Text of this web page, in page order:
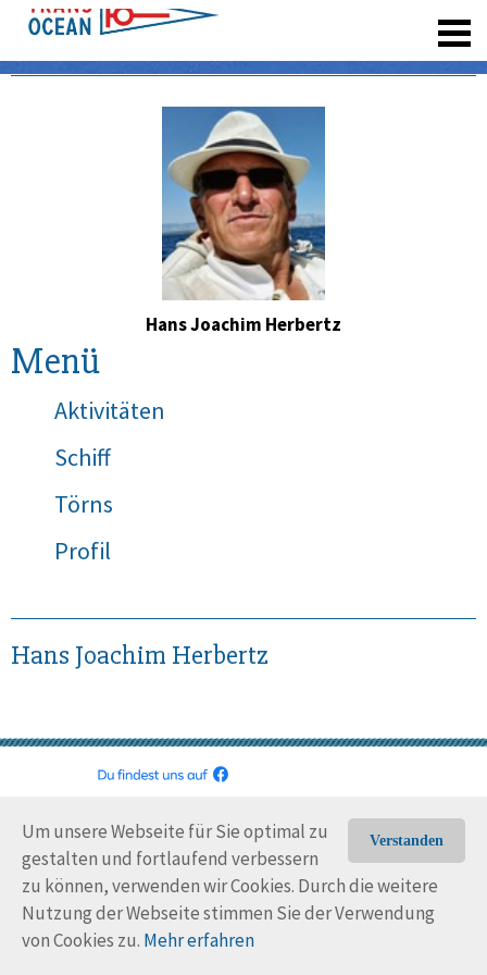
Verstanden
Um unsere Webseite für Sie optimal zu
gestalten und fortlaufend verbessern
zu können, verwenden wir Cookies. Durch die weitere
Nutzung der Webseite stimmen Sie der Verwendung
von Cookies zu. Mehr erfahren
Hans Joachim Herbertz
Menü
Aktivitäten
Schiff
Törns
Profil
Hans Joachim Herbertz
Nutzungsbedingungen
Rechtliche Hinweise